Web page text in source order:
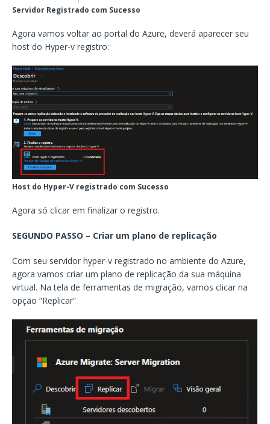
Servidor Registrado com Sucesso
Agora vamos voltar ao portal do Azure, deverá aparecer seu
host do Hyper-v registro:
Host do Hyper-V registrado com Sucesso
Agora só clicar em finalizar o registro.
SEGUNDO PASSO – Criar um plano de replicação
Com seu servidor hyper-v registrado no ambiente do Azure,
agora vamos criar um plano de replicação da sua máquina
virtual. Na tela de ferramentas de migração, vamos clicar na
opção “Replicar”